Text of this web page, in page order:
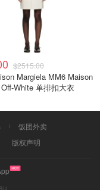
$2515.00
Margiela MM6 Maison
White 单排扣大衣
饭团外卖
版权声明